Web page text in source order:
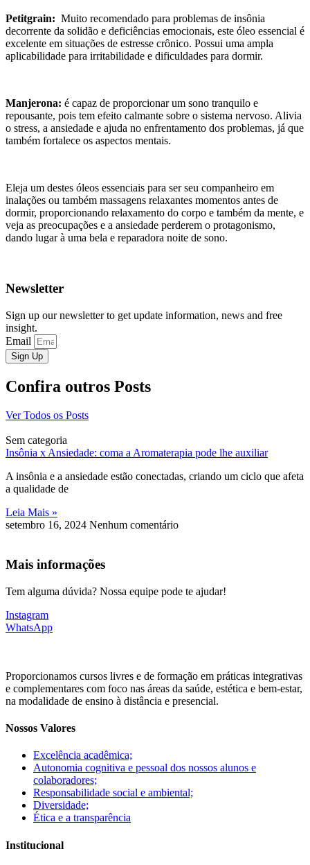
Petitgrain: Muito recomendado para problemas de insônia
decorrente da solidão e deficiências emocionais, este óleo essencial é
excelente em situações de estresse crônico. Possui uma ampla
aplicabilidade para irritabilidade e dificuldades para dormir.
Manjerona: é capaz de proporcionar um sono tranquilo e
repousante, pois tem efeito calmante sobre o sistema nervoso. Alivia
o stress, a ansiedade e ajuda no enfrentamento dos problemas, já que
também fortalece os aspectos mentais.
Eleja um destes óleos essenciais para ser seu companheiro em
inalações ou também massagens relaxantes momentos antes de
dormir, proporcionando relaxamento do corpo e também da mente, e
veja as preocupações e a ansiedade perderem o protagonismo,
dando lugar à uma bela e reparadora noite de sono.
Newsletter
Sign up our newsletter to get update information, news and free
insight.
Email
Sign Up
Confira outros Posts
Ver Todos os Posts
Sem categoria
Insônia x Ansiedade: coma a Aromaterapia pode lhe auxiliar
A insônia e a ansiedade estão conectadas, criando um ciclo que afeta
a qualidade de
Leia Mais »
setembro 16, 2024 Nenhum comentário
Mais informações
Tem alguma dúvida? Nossa equipe pode te ajudar!
Instagram
WhatsApp
Proporcionamos cursos livres e de formação em práticas integrativas
e complementares com foco nas áreas da saúde, estética e bem-estar,
na modalidade de ensino à distância e presencial.
Nossos Valores
Excelência acadêmica;
Autonomia cognitiva e pessoal dos nossos alunos e
colaboradores;
Responsabilidade social e ambiental;
Diversidade;
Ética e a transparência
Institucional